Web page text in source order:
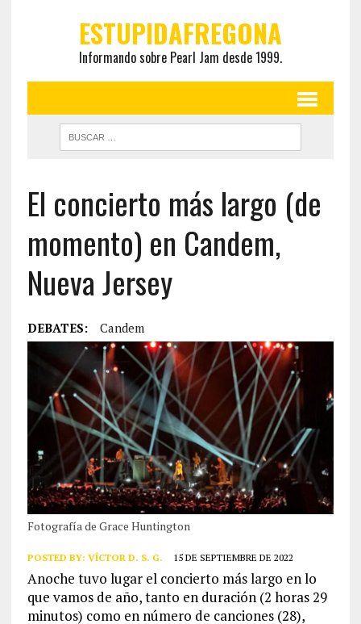
ESTUPIDAFREGONA
Informando sobre Pearl Jam desde 1999.
El concierto más largo (de
momento) en Candem,
Nueva Jersey
DEBATES: Candem
Fotografía de Grace Huntington
POSTED BY: VÍCTOR D. S. G. 15 DE SEPTIEMBRE DE 2022
Anoche tuvo lugar el concierto más largo en lo
que vamos de año, tanto en duración (2 horas 29
minutos) como en número de canciones (28),